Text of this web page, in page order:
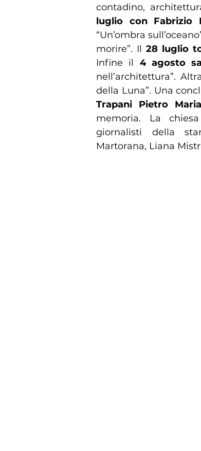
contadino,
luglio con Fabrizio
“Un’ombra
morire”. Il28 luglio
Infine il
4 agosto
nell’architettura”.
della Luna”. Una
Trapani Pietro
memoria. La
giornalisti della
Martorana, Liana